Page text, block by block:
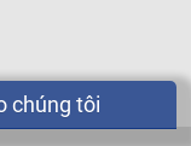
chúng tôi